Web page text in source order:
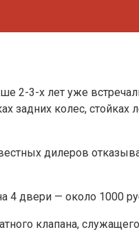
2-3-х лет уже
задних колес, стойках
дилеров
4 двери — около 1000
клапана,